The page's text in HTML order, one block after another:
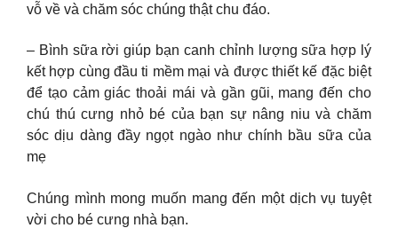
vỗ về và chăm sóc chúng thật chu đáo.
– Bình sữa rời giúp bạn canh chỉnh lượng sữa hợp lý
kết hợp cùng đầu ti mềm mại và được thiết kế đặc biệt
để tạo cảm giác thoải mái và gần gũi, mang đến cho
chú thú cưng nhỏ bé của bạn sự nâng niu và chăm
sóc dịu dàng đầy ngọt ngào như chính bầu sữa của
mẹ
Chúng mình mong muốn mang đến một dịch vụ tuyệt
vời cho bé cưng nhà bạn.